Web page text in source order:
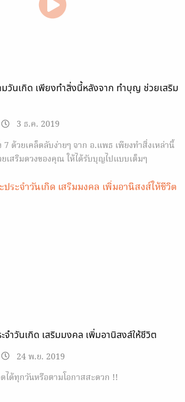
วันเกิด เพียงทำสิ่งนี้หลังจาก ทำบุญ ช่วยเสริม
3 ธ.ค. 2019
ด้วยเคล็ดลับง่ายๆ จาก อ.แพธ เพียงทำสิ่งเหล่านี้
เสริมดวงของคุณ ให้ได้รับบุญไปแบบเต็มๆ
จำวันเกิด เสริมมงคล เพิ่มอานิสงส์ให้ชีวิต
24 พ.ย. 2019
ได้ทุกวันหรือตามโอกาสสะดวก !!